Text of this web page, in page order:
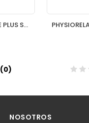
PHYSIORELAX FORTE PLUS SPRAY 1 ENVASE 150 ML
(0)
NOSOTROS